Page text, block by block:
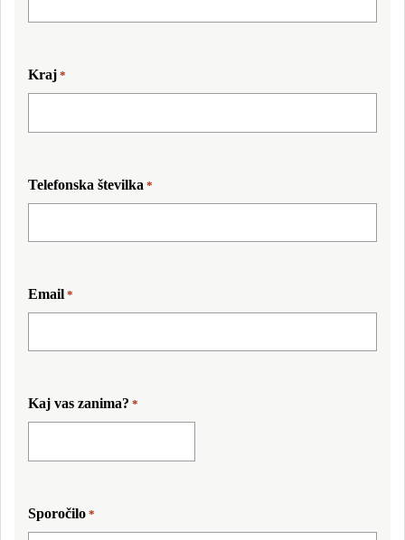
Kraj *
Telefonska številka *
Email *
Kaj vas zanima? *
Sporočilo *